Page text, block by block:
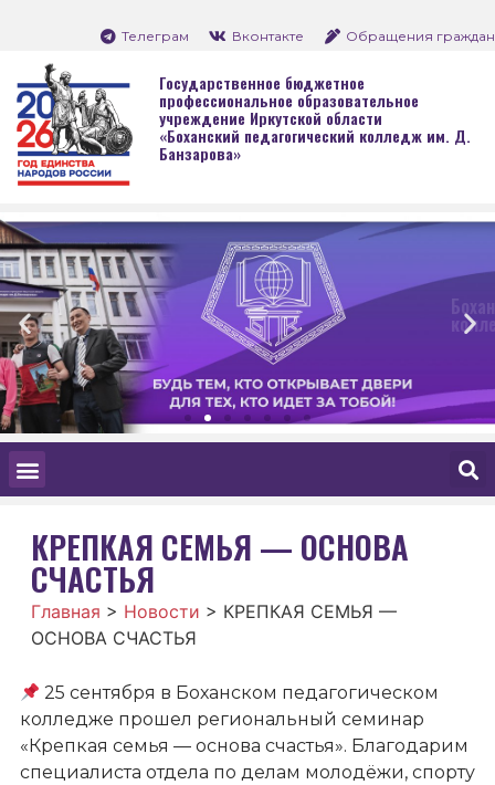
Телеграм Вконтакте Обращения граждан
Государственное бюджетное
профессиональное образовательное
учреждение Иркутской области
«Боханский педагогический колледж им. Д.
Банзарова»
Боханский
колледж им. Д.
КРЕПКАЯ СЕМЬЯ — ОСНОВА
СЧАСТЬЯ
Главная > Новости > КРЕПКАЯ СЕМЬЯ —
ОСНОВА СЧАСТЬЯ
25 сентября в Боханском педагогическом
колледже прошел региональный семинар
«Крепкая семья — основа счастья». Благодарим
специалиста отдела по делам молодёжи, спорту